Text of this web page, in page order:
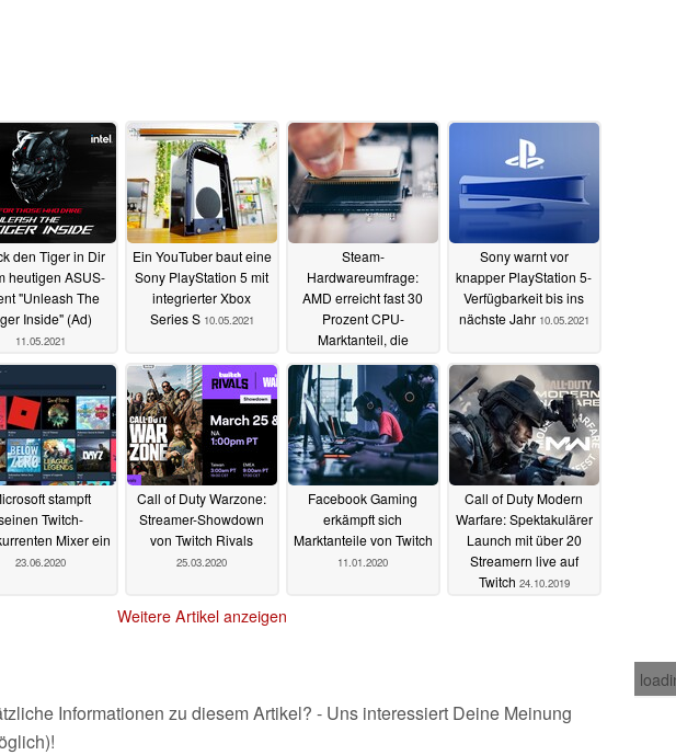
den Tiger in Dir
heutigen ASUS-
"Unleash The
Inside" (Ad)
11.05.2021
Ein YouTuber baut eine
Sony PlayStation 5 mit
integrierter Xbox
Series S 10.05.2021
Steam-
Hardwareumfrage:
AMD erreicht fast 30
Prozent CPU-
Marktanteil, die
bleibt GPU-
Spitzenreiter10.05.2021
Sony warnt vor
knapper PlayStation 5-
Verfügbarkeit bis ins
nächste Jahr 10.05.2021
stampft
Twitch-
Mixer ein
23.06.2020
Call of Duty Warzone:
Streamer-Showdown
von Twitch Rivals
25.03.2020
Facebook Gaming
erkämpft sich
Marktanteile von Twitch
11.01.2020
Call of Duty Modern
Warfare: Spektakulärer
Launch mit über 20
Streamern live auf
Twitch 24.10.2019
Weitere Artikel anzeigen
Informationen zu diesem Artikel? - Uns interessiert Deine Meinung